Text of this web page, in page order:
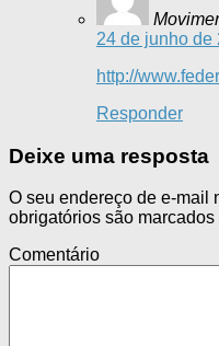
24 de junho de
http://
Responder
Deixe uma resposta
O seu endereço de e-mail
obrigatórios são marcados
Comentário